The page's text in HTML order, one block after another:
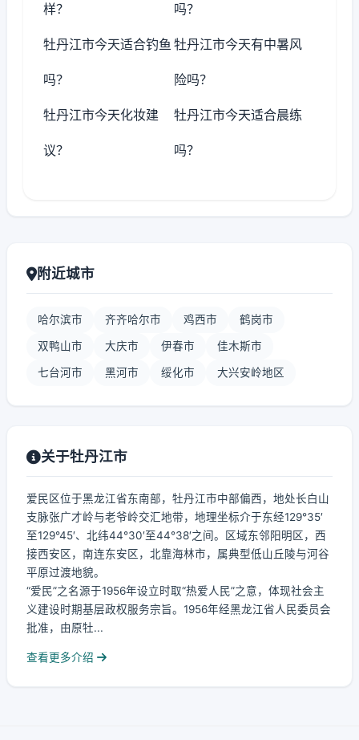
样？ 吗？
牡丹江市今天适合钓鱼
吗？
牡丹江市今天有中暑风
险吗？
牡丹江市今天化妆建
议？
牡丹江市今天适合晨练
吗？
附近城市
哈尔滨市 齐齐哈尔市 鸡西市 鹤岗市
双鸭山市 大庆市 伊春市 佳木斯市
七台河市 黑河市 绥化市 大兴安岭地区
关于牡丹江市
爱民区位于黑龙江省东南部，牡丹江市中部偏西，地处长白山
支脉张广才岭与老爷岭交汇地带，地理坐标介于东经129°35′
至129°45′、北纬44°30′至44°38′之间。区域东邻阳明区，西
接西安区，南连东安区，北靠海林市，属典型低山丘陵与河谷
平原过渡地貌。
“爱民”之名源于1956年设立时取“热爱人民”之意，体现社会主
义建设时期基层政权服务宗旨。1956年经黑龙江省人民委员会
批准，由原牡...
查看更多介绍